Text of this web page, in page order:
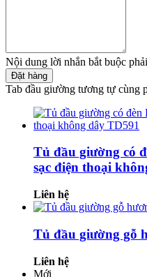
Nội dung lời nhắn bắt buộc
Đặt hàng
Tab đầu giường tương tự cùng
Tủ đầu giường có
sạc điện thoại
Liên hệ
Tủ đầu giường gỗ
Liên hệ
Mới